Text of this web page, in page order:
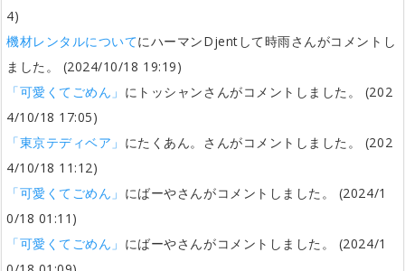
4)
機材レンタルについてにハーマンDjentして時雨さんがコメントし
ました。 (2024/10/18 19:19)
「可愛くてごめん」 にトッシャンさんがコメントしました。 (202
4/10/18 17:05)
「東京テディベア」 にたくあん。さんがコメントしました。 (202
4/10/18 11:12)
「可愛くてごめん」 にばーやさんがコメントしました。 (2024/1
0/18 01:11)
「可愛くてごめん」 にばーやさんがコメントしました。 (2024/1